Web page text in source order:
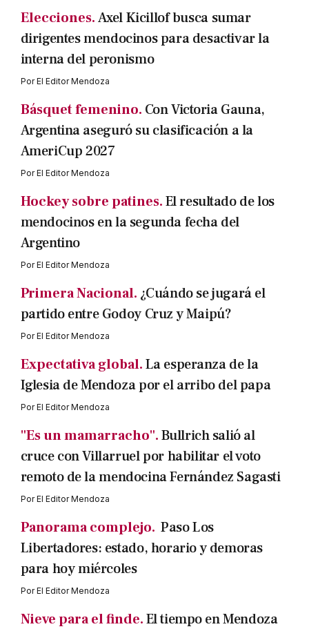
Elecciones.Axel Kicillof busca sumar
dirigentes mendocinos para desactivar la
interna del peronismo
PorEl Editor Mendoza
Básquet femenino. Con Victoria Gauna,
Argentina aseguró su clasificación a la
AmeriCup 2027
PorEl Editor Mendoza
Hockey sobre patines.El resultado de los
mendocinos en la segunda fecha del
Argentino
PorEl Editor Mendoza
Primera Nacional. ¿Cuándo se jugará el
partido entre Godoy Cruz y Maipú?
PorEl Editor Mendoza
Expectativa global.La esperanza de la
Iglesia de Mendoza por el arribo del papa
PorEl Editor Mendoza
"Es un mamarracho".Bullrich salió al
cruce con Villarruel por habilitar el voto
remoto de la mendocina Fernández Sagasti
PorEl Editor Mendoza
Panorama complejo. Paso Los
Libertadores: estado, horario y demoras
para hoy miércoles
PorEl Editor Mendoza
Nieve para el finde.El tiempo en Mendoza